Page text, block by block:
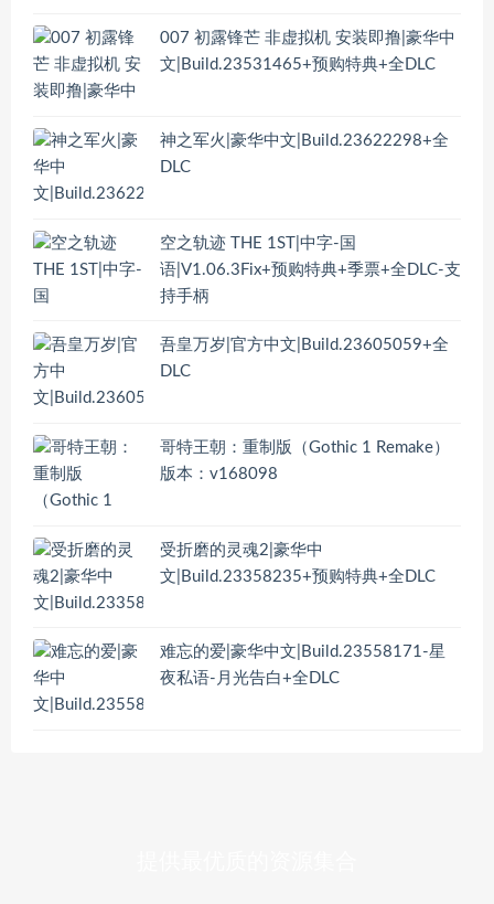
007 初露锋芒 非虚拟机 安装即撸|豪华中
文|Build.23531465+预购特典+全DLC
神之军火|豪华中文|Build.23622298+全
DLC
空之轨迹 THE 1ST|中字-国
语|V1.06.3Fix+预购特典+季票+全DLC-支
持手柄
吾皇万岁|官方中文|Build.23605059+全
DLC
哥特王朝：重制版（Gothic 1 Remake）
版本：v168098
受折磨的灵魂2|豪华中
文|Build.23358235+预购特典+全DLC
难忘的爱|豪华中文|Build.23558171-星
夜私语-月光告白+全DLC